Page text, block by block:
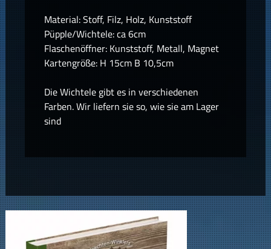
Material: Stoff, Filz, Holz, Kunststoff
Püpple/Wichtele: ca 6cm
Flaschenöffner: Kunststoff, Metall, Magnet
Kartengröße: H 15cm B 10,5cm
Die Wichtele gibt es in verschiedenen
Farben. Wir liefern sie so, wie sie am Lager
sind